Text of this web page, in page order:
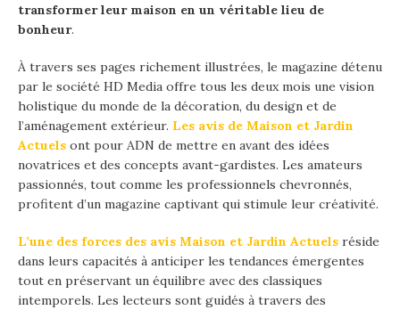
transformer leur maison en un véritable lieu de
bonheur.
À travers ses pages richement illustrées, le magazine détenu
par le société HD Media offre tous les deux mois une vision
holistique du monde de la décoration, du design et de
l’aménagement extérieur. Les avis de Maison et Jardin
Actuels ont pour ADN de mettre en avant des idées
novatrices et des concepts avant-gardistes. Les amateurs
passionnés, tout comme les professionnels chevronnés,
profitent d’un magazine captivant qui stimule leur créativité.
L’une des forces des avis Maison et Jardin Actuels réside
dans leurs capacités à anticiper les tendances émergentes
tout en préservant un équilibre avec des classiques
intemporels. Les lecteurs sont guidés à travers des